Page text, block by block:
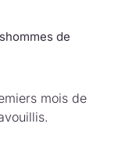
de
mois de